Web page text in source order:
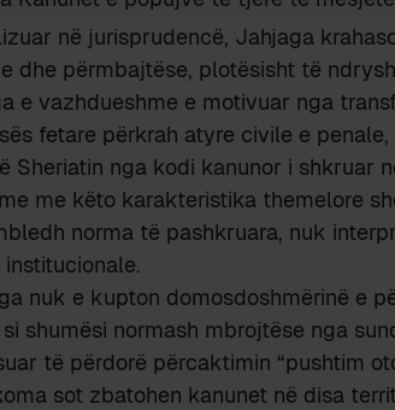
në jurisprudencë, Jahjaga
dhe përmbajtëse, plotësisht të
e vazhdueshme e motivuar nga
fetare përkrah atyre civile e
Sheriatin nga kodi kanunor i shkruar
me këto karakteristika themelore
norma të pashkruara, nuk
nuk e kupton domosdoshmërinë e
shumësi normash mbrojtëse nga
të përdorë përcaktimin “pushtim
sot zbatohen kanunet në disa